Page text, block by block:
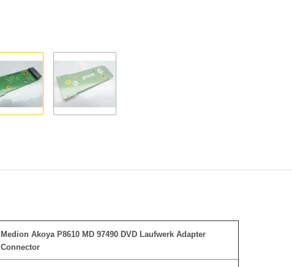
Medion Akoya P8610 MD 97490 DVD Laufwerk Adapter
Connector